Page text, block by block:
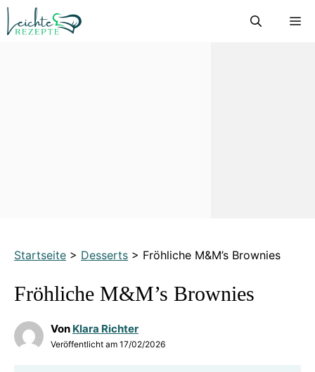
Zum
Inhalt
Startseite > Desserts > Fröhliche M&M’s Brownies
Fröhliche M&M’s Brownies
Von Klara Richter
Veröffentlicht am 17/02/2026